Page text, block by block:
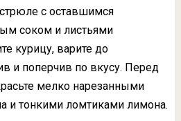
с оставшимся
соком и листьями
курицу, варите до
и поперчив по вкусу. Перед
мелко нарезанными
и тонкими ломтиками лимона.